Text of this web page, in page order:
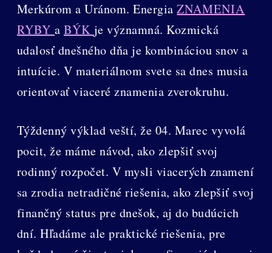
Merkúrom a Uránom. EnergiaZNAMENIA
RYBY a BÝK je významná. Kozmická
udalosť dnešného dňa je kombináciou snov a
intuície. V materiálnom svete sa dnes musia
orientovať viaceré znamenia zverokruhu.
Týždenný výklad veští, že 04. Marec vyvolá
pocit, že máme návod, ako zlepšiť svoj
rodinný rozpočet. V mysli viacerých znamení
sa zrodia netradičné riešenia, ako zlepšiť svoj
finančný status pre dnešok, aj do budúcich
dní. Hľadáme ale praktické riešenia, pre